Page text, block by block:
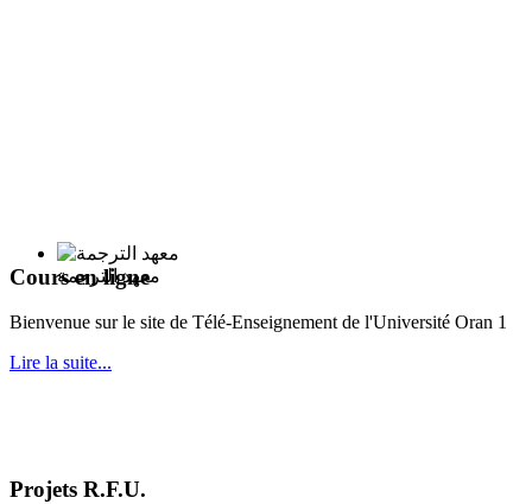
معهد الترجمة
Cours en ligne
Bienvenue sur le site de Télé-Enseignement de l'Université Oran 1
Lire la suite...
Projets R.F.U.